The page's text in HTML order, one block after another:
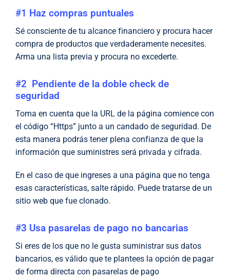
#1 Haz compras puntuales
Sé consciente de tu alcance financiero y procura hacer
compra de productos que verdaderamente necesites.
Arma una lista previa y procura no excederte.
#2 Pendiente de la doble check de
seguridad
Toma en cuenta que la URL de la página comience con
el código “Https” junto a un candado de seguridad. De
esta manera podrás tener plena confianza de que la
información que suministres será privada y cifrada.
En el caso de que ingreses a una página que no tenga
esas características, salte rápido. Puede tratarse de un
sitio web que fue clonado.
#3 Usa pasarelas de pago no bancarias
Si eres de los que no le gusta suministrar sus datos
bancarios, es válido que te plantees la opción de pagar
de forma directa con pasarelas de pago